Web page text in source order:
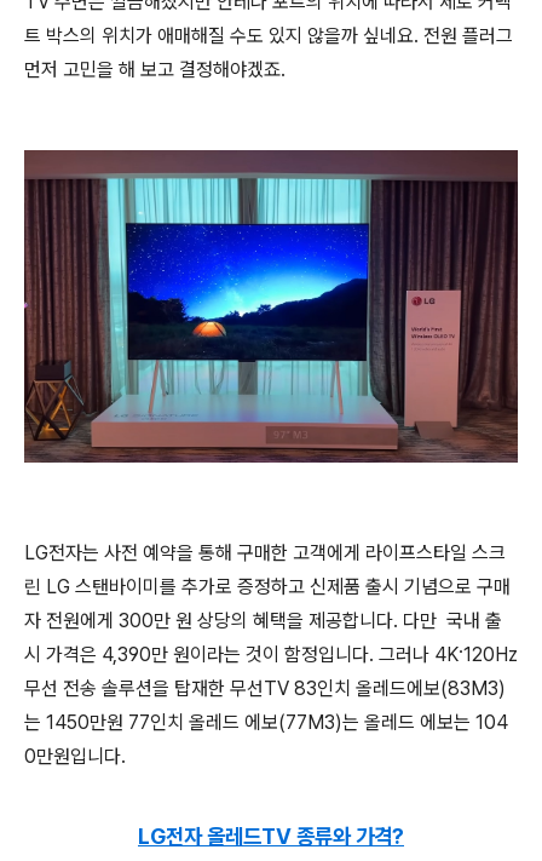
트 박스의 위치가 애매해질 수도 있지 않을까 싶네요. 전원 플러그
먼저 고민을 해 보고 결정해야겠죠.
LG전자는 사전 예약을 통해 구매한 고객에게 라이프스타일 스크
린 LG 스탠바이미를 추가로 증정하고 신제품 출시 기념으로 구매
자 전원에게 300만 원 상당의 혜택을 제공합니다. 다만 국내 출
시 가격은 4,390만 원이라는 것이 함정입니다. 그러나 4K·120Hz
무선 전송 솔루션을 탑재한 무선TV 83인치 올레드에보(83M3)
는 1450만원 77인치 올레드 에보(77M3)는 올레드 에보는 104
0만원입니다.
LG전자 올레드TV 종류와 가격?